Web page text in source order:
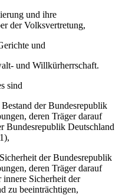
und ihre
der Volksvertretung,
und
und Willkürherrschaft.
sind
der Bundesrepublik
deren Träger darauf
Bundesrepublik Deutschland
der Bundesrepublik
deren Träger darauf
innere Sicherheit der
zu beeinträchtigen,